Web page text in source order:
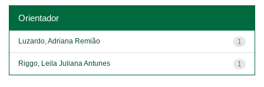
Orientador
1
Luzardo, Adriana Remião
1
Riggo, Leila Juliana Antunes